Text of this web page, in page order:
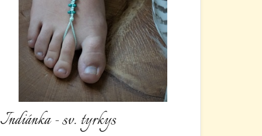
Indiánka - sv. tyrkys